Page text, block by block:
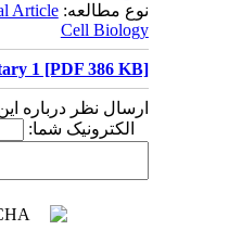
نوع مطالعه:Article
Cell Biology
1 [PDF 386 KB]
ارسال نظر درباره
الکترونیک شما: